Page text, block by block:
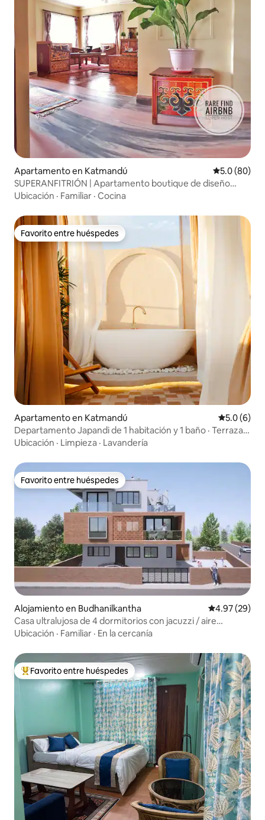
Apartamento en Katmandú Calificación
5.0 (80)
SUPERANFITRIÓN | Apartamento boutique de diseño
tibetano de 3 dormitorios con baño
Ubicación · Familiar · Cocina
Favorito entre huéspedes
Favorito entre huéspedes
Apartamento en Katmandú
5.0 (6)
Departamento Japandi de 1 habitación y 1 baño · Terraza,
bañera profunda y ducha con vista al cielo
Ubicación · Limpieza · Lavandería
Favorito entre huéspedes
Favorito entre huéspedes
Alojamiento en Budhanilkantha Calificación
4.97 (29)
Casa ultralujosa de 4 dormitorios con jacuzzi / aire
acondicionado
Ubicación · Familiar · En la cercanía
Favorito entre huéspedes preferido
Favorito entre huéspedes